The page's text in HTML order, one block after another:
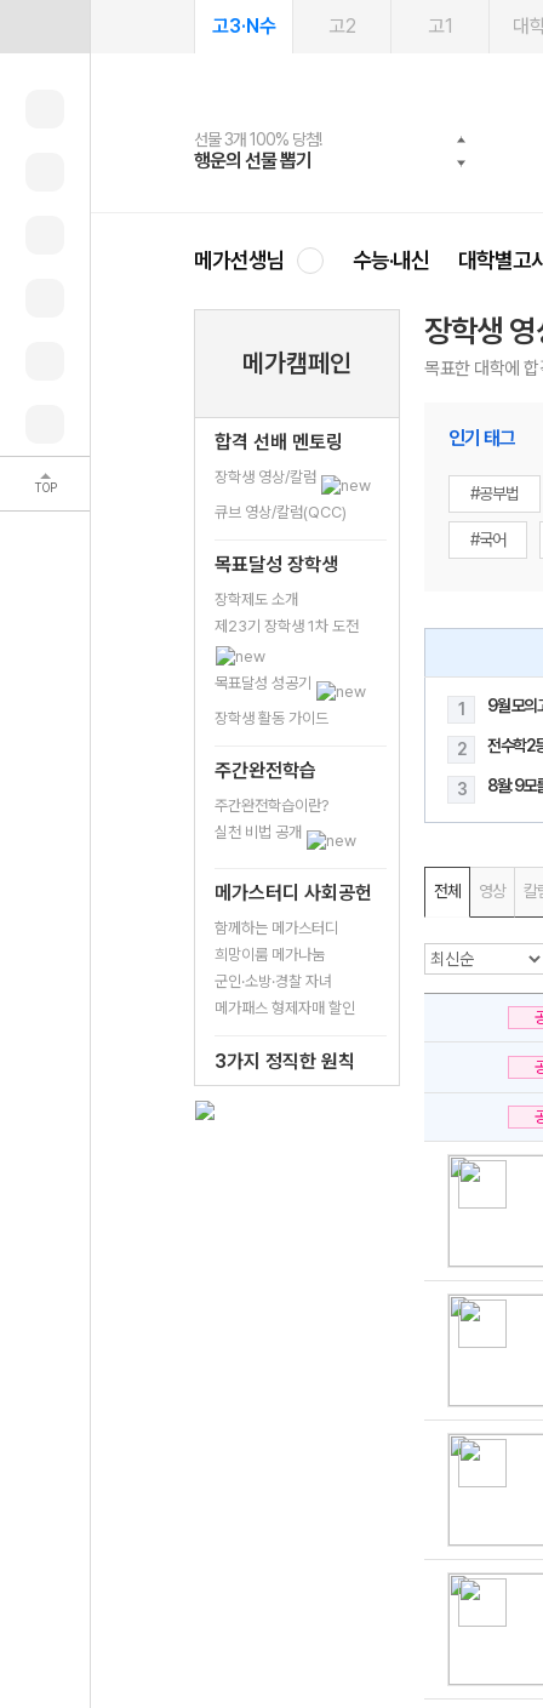
TOP
고3·N수 고2 고1 대
선물 3개 100% 당첨!
행운의 선물 뽑기
선물 100% 증정!
메가스터디 X 올리브
여름방학 스터디 캐시백
메가런 썸머스쿨
2027 러셀 단과
강사 공개선발
스마트러닝앱
설문 EVENT
메가패스
3일 무료 체험권
메가패스 수강생 무료혜택!
메가클럽 멤버십
사회공헌 캠페인
희망이룸 메가나눔
메가선생님 수능·내신 대학별고
메가캠페인
합격 선배 멘토링
장학생 영상/칼럼
큐브 영상/칼럼(QCC)
목표달성 장학생
장학제도 소개
제23기 장학생 1차 도전
목표달성 성공기
장학생 활동 가이드
주간완전학습
주간완전학습이란?
실천 비법 공개
메가스터디 사회공헌
함께하는 메가스터디
희망이룸 메가나눔
군인·소방·경찰 자녀
메가패스 형제자매 할인
3가지 정직한 원칙
장학생
목표한 대학에
인기 태그
#공부법
#국어
1 9월 모의
2 전수학2
3 8월: 9모
전체 영상 칼